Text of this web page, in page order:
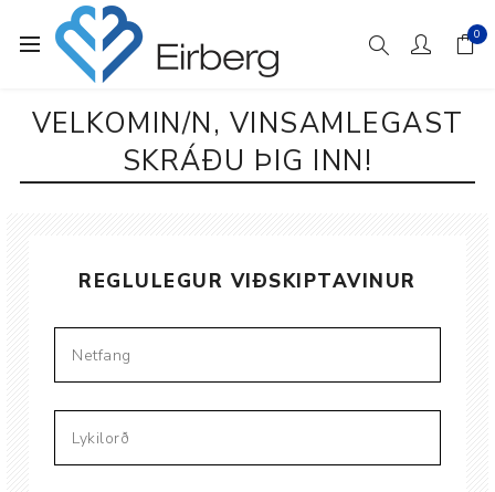
0
VELKOMIN/N, VINSAMLEGAST
SKRÁÐU ÞIG INN!
REGLULEGUR VIÐSKIPTAVINUR